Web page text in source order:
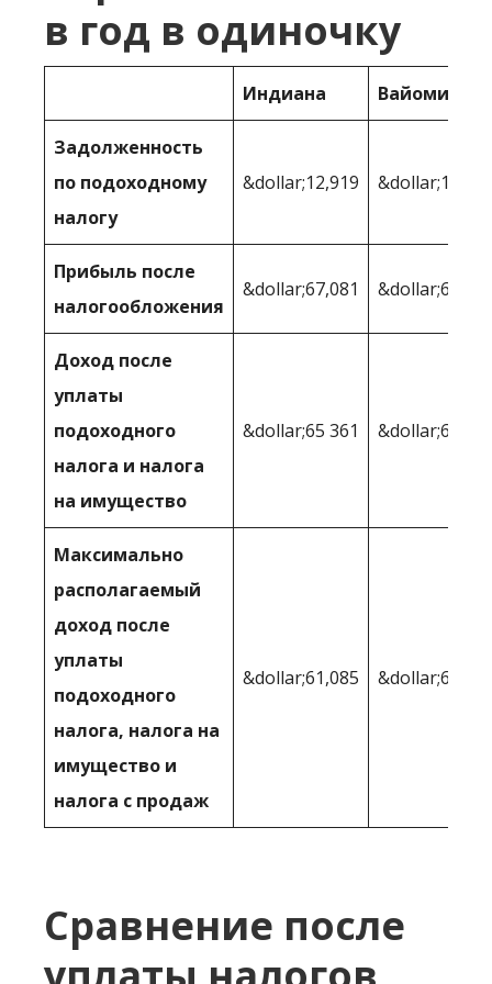
в год в одиночку
Индиана Вайоминг
Задолженность
по подоходному
налогу
&dollar;12,919 &dollar;10
Прибыль после
налогообложения
&dollar;67,081
Доход после
уплаты
подоходного
налога и налога
на имущество
&dollar;65 361
Максимально
располагаемый
доход после
уплаты
подоходного
налога, налога на
имущество и
налога с продаж
&dollar;61,085
Сравнение после